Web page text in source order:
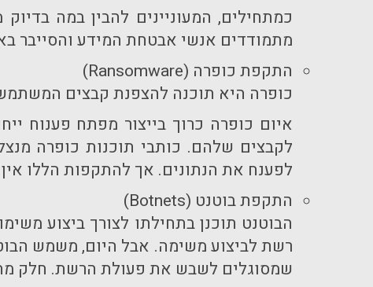
כמתחילים, המעוניינים להבין במה
מתמודדים אנשי אבטחת המידע והסייבר
התקפת כופרה (Ransomware
)
כופרה היא תוכנה להצפנת קבצים
איום כופרה כרוך בייצור מפתח פענוח
לקבצים שלהם. כותבי תוכנות כופרה
לפענח את הנתונים. אך להתקפות הללו
התקפת בוטנט (Botnets
)
הבוטנט תוכנן בתחילתו לצורך ביצוע
רשת לביצוע משימה. אבל היום, משמש
שמסוגלים לשבש את פעולת הרשת. חלק